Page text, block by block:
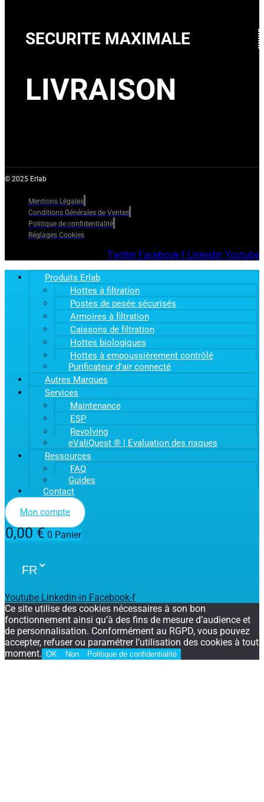
SECURITE MAXIMALE
LIVRAISON
© 2025 Erlab
Mentions Légales
Conditions Générales de Ventes
Politique de confidentialité
Réglages Cookies
Twitter Facebook-f Linkedin Youtube
Produits Erlab
Hottes à filtration
Postes de pesée sécurisés
Armoires à filtration
Caissons de filtration
Hottes biologiques
Hottes à empoussièrement contrôlé
Purificateur d’air connecté
Autres Marques
Services
Maintenance
ESP
Revolving
eValiQuest ® | Evaluation des risques
Ressources
FAQ
Guides
Contact
Mon compte
0,00€ 0 Panier
Youtube Linkedin-in Facebook-f
Ce site utilise des cookies nécessaires à son bon
fonctionnement ainsi qu’à des fins de mesure d’audience et
de personnalisation. Conformément au RGPD, vous pouvez
accepter, refuser ou paramétrer l’utilisation des cookies à tout
moment. OK Non Politique de confidentialité